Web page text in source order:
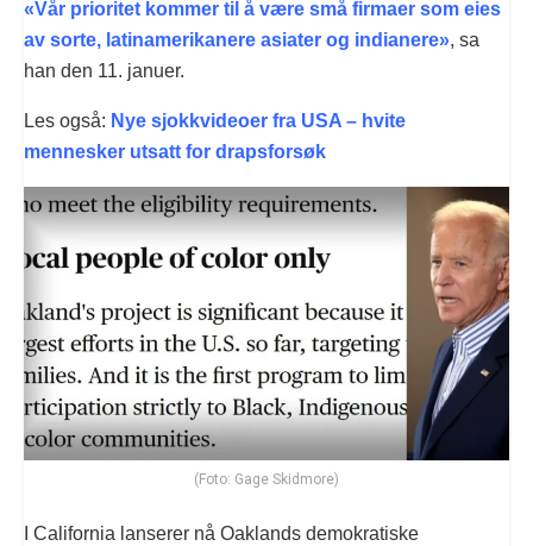
«Vår prioritet kommer til å være små firmaer som eies
av sorte, latinamerikanere asiater og indianere», sa
han den 11. januer.
Les også: Nye sjokkvideoer fra USA – hvite
mennesker utsatt for drapsforsøk
(Foto: Gage Skidmore)
I California lanserer nå Oaklands demokratiske